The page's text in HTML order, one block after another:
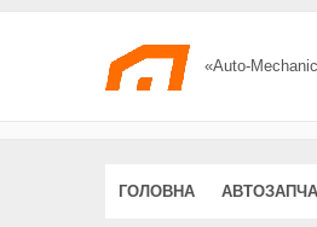
«Auto-
ГОЛОВНА